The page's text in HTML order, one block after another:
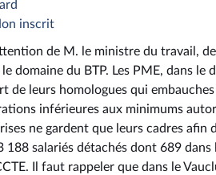
inscrit
de M. le ministre du travail,
domaine du BTP. Les PME, dans le
de leurs homologues qui
inférieures aux minimums
ne gardent que leurs cadres afin
188 salariés détachés dont 689
Il faut rappeler que dans le